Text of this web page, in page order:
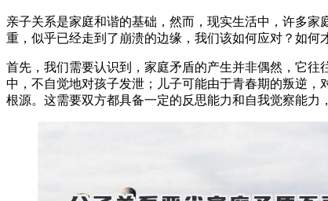
亲子关系是家庭和谐的基础，然而，现实生活中，许多
重，似乎已经走到了崩溃的边缘，我们该如何应对？如何
首先，我们需要认识到，家庭矛盾的产生并非偶然，它
中，不自觉地对孩子发泄；儿子可能由于青春期的叛逆
根源。这需要双方都具备一定的反思能力和自我觉察能力